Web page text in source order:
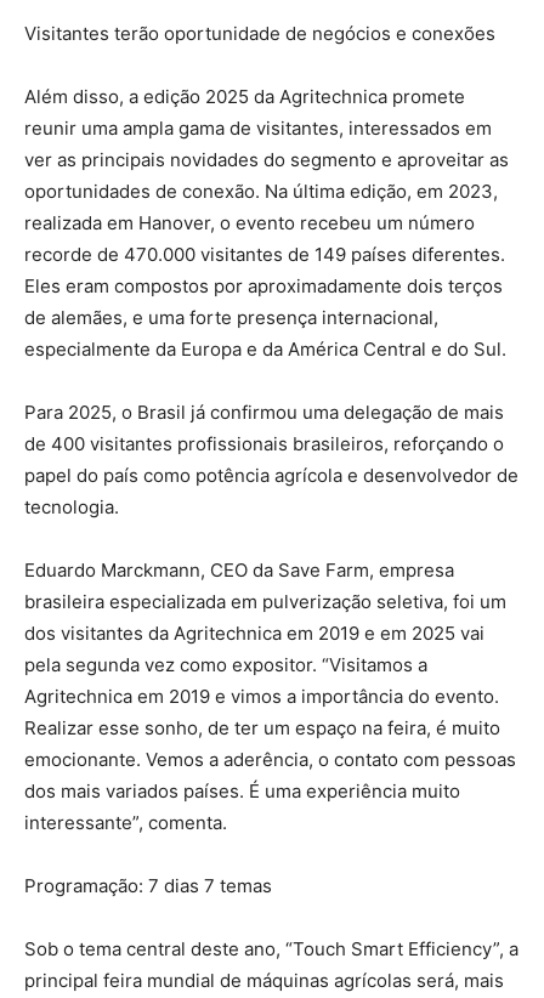
Visitantes terão oportunidade de negócios e conexões
Além disso, a edição 2025 da Agritechnica promete
reunir uma ampla gama de visitantes, interessados em
ver as principais novidades do segmento e aproveitar as
oportunidades de conexão. Na última edição, em 2023,
realizada em Hanover, o evento recebeu um número
recorde de 470.000 visitantes de 149 países diferentes.
Eles eram compostos por aproximadamente dois terços
de alemães, e uma forte presença internacional,
especialmente da Europa e da América Central e do Sul.
Para 2025, o Brasil já confirmou uma delegação de mais
de 400 visitantes profissionais brasileiros, reforçando o
papel do país como potência agrícola e desenvolvedor de
tecnologia.
Eduardo Marckmann, CEO da Save Farm, empresa
brasileira especializada em pulverização seletiva, foi um
dos visitantes da Agritechnica em 2019 e em 2025 vai
pela segunda vez como expositor. “Visitamos a
Agritechnica em 2019 e vimos a importância do evento.
Realizar esse sonho, de ter um espaço na feira, é muito
emocionante. Vemos a aderência, o contato com pessoas
dos mais variados países. É uma experiência muito
interessante”, comenta.
Programação: 7 dias 7 temas
Sob o tema central deste ano, “Touch Smart Efficiency”, a
principal feira mundial de máquinas agrícolas será, mais